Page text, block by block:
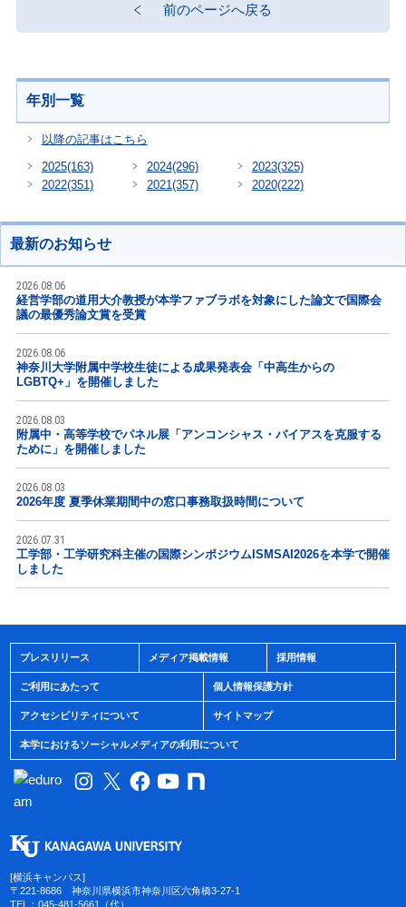
前のページへ戻る
年別一覧
以降の記事はこちら
2025(163) 2024(296) 2023(325)
2022(351) 2021 (357) 2020(222)
最新のお知らせ
2026.08.06
経営学部の道用大介教授が本学ファブラボを対象にした論文で国際会
議の最優秀論文賞を受賞
2026.08.06
神奈川大学附属中学校生徒による成果発表会「中高生からの
LGBTQ+」を開催しました
2026.08.03
附属中・高等学校でパネル展「アンコンシャス・バイアスを克服する
ために」を開催しました
2026.08.03
2026年度 夏季休業期間中の窓口事務取扱時間について
2026.07.31
工学部・工学研究科主催の国際シンポジウムISMSAI2026を本学で開催
しました
プレスリリース メディア掲載情報 採用情報
ご利用にあたって 個人情報保護方針
アクセシビリティについて サイトマップ
本学におけるソーシャルメディアの利用について
[横浜キャンパス]
〒221-8686 神奈川県横浜市神奈川区六角橋3-27-1
TEL：045-481-5661（代）